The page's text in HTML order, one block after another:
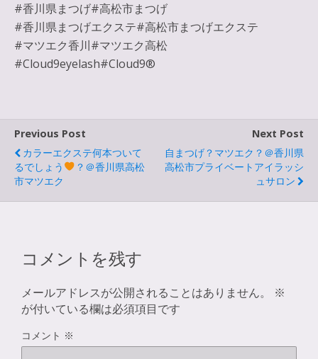
#香川県まつげ#高松市まつげ
#香川県まつげエクステ#高松市まつげエクステ
#マツエク香川#マツエク高松
#Cloud9eyelash#Cloud9®︎
Previous Post
カラーエクステ何本ついて
るでしょう
？＠香川県高松
市マツエク
Next Post
自まつげ？マツエク？＠香川県
高松市プライベートアイラッシ
ュサロン
コメントを残す
メールアドレスが公開されることはありません。
※
が付いている欄は必須項目です
コメント ※